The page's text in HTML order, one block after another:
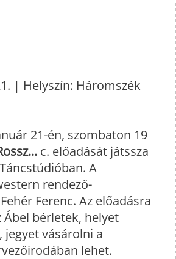
| Helyszín: Háromszék
21-én, szombaton 19
c. előadását játssza
A
rendező-
Ferenc. Az előadásra
Ábel bérletek, helyet
jegyet vásárolni a
lehet.